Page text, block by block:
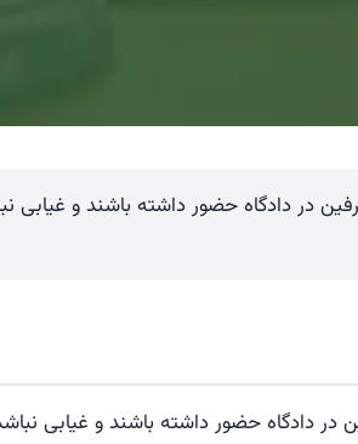
در دادگاه حضور داشته باشند و غیابی
دادگاه حضور داشته باشند و غیابی